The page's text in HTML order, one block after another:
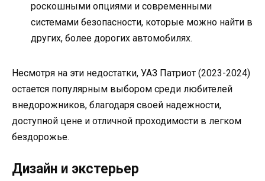
роскошными опциями и современными
системами безопасности, которые можно найти в
других, более дорогих автомобилях.
Несмотря на эти недостатки, УАЗ Патриот (2023-2024)
остается популярным выбором среди любителей
внедорожников, благодаря своей надежности,
доступной цене и отличной проходимости в легком
бездорожье.
Дизайн и экстерьер